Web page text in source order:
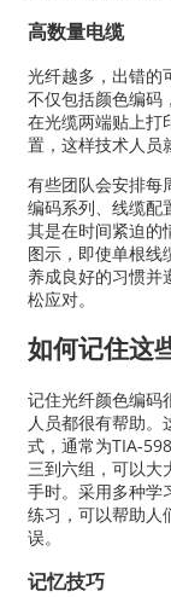
高数量电缆
光纤越多，出错的
不仅包括颜色编码
在光缆两端贴上打
置，这样技术人员
有些团队会安排每
编码系列、线缆配
其是在时间紧迫的
图示，即使单根线
养成良好的习惯并
松应对。
如何记住这
记住光纤颜色编码
人员都很有帮助
式，通常为TIA-
三到六组，可以大
手时。采用多种学
练习，可以帮助人
误。
记忆技巧